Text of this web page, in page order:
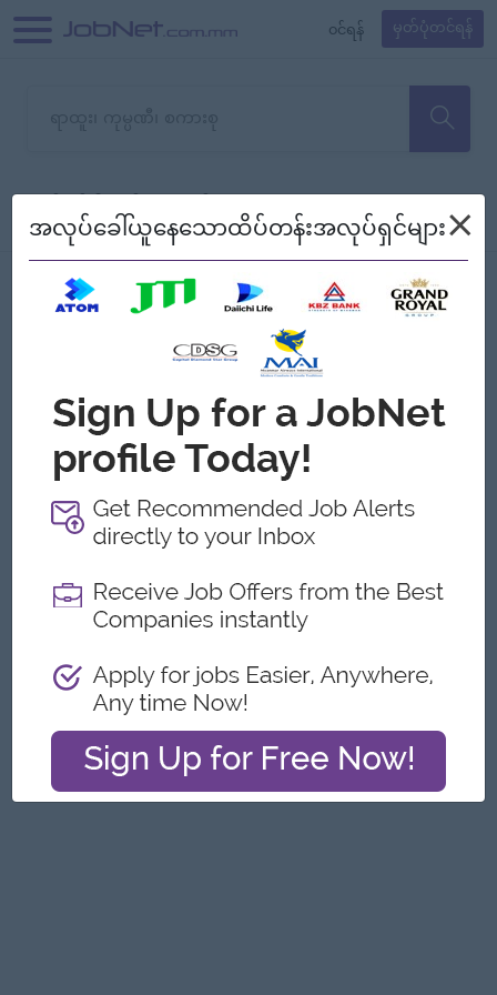
၀င်ရန် မှတ်ပုံတင်ရန်
သော အလုပ်မရှိသေးပါ။
စစ်ရန် စဉ်၍ကြည့်မည်
အလုပ်ခေါ်ယူနေသောထိပ်တန်းအလုပ်ရှင်များ×